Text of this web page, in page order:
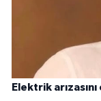
Elektrik